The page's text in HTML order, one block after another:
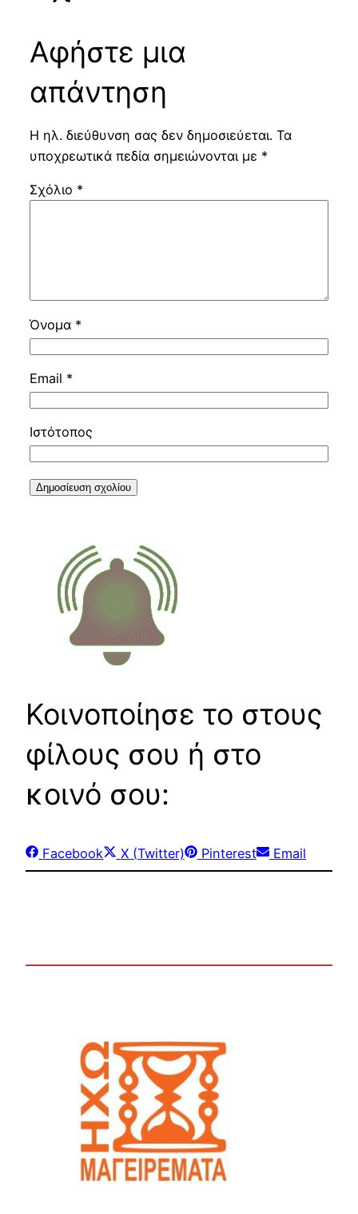
Αφήστε μια
απάντηση
Η ηλ. διεύθυνση σας δεν δημοσιεύεται. Τα
υποχρεωτικά πεδία σημειώνονται με *
Σχόλιο *
Όνομα *
Email *
Ιστότοπος
Κοινοποίησε το στους
φίλους σου ή στο
κοινό σου:
Share
on
Facebook
Share
on
X (Twitter)
Share
on
Pinterest
Share
on
Email